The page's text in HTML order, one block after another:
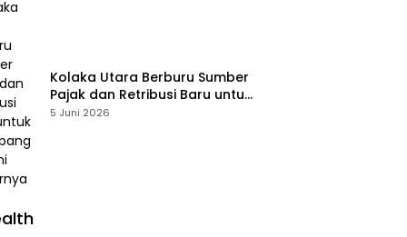
Kolaka Utara Berburu Sumber
Pajak dan Retribusi Baru untuk
Menopang PAD, Ini Daftarnya
5 Juni 2026